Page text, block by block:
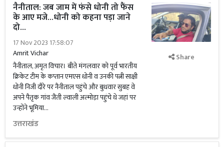
नैनीताल: जब जाम में फंसे धोनी तो फैंस
के आए मजे...धोनी को कहना पड़ा जाने
दो...
17 Nov 2023 17:58:07
Amrit Vichar
नैनीताल, अमृत विचार। बीते मंगलवार को पूर्व भारतीय
क्रिकेट टीम के कप्तान एमएस धोनी व उनकी पत्नी साक्षी
धोनी निजी दौरे पर नैनीताल पहुंचे और बुधवार सुबह वे
अपने पैतृक गांव जैंती ल्वाली अल्मोड़ा पहुंचे थे जहां पर
उन्होंने भूमिया...
उत्तराखंड
Share